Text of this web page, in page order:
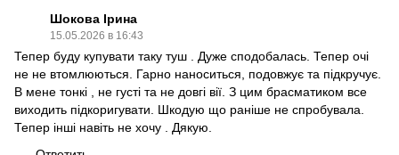
Шокова Ірина
15.05.2026 в 16:43
Тепер буду купувати таку туш . Дуже сподобалась. Тепер очі
не не втомлюються. Гарно наноситься, подовжує та підкручує.
В мене тонкі , не густі та не довгі вії. З цим брасматиком все
виходить підкоригувати. Шкодую що раніше не спробувала.
Тепер інші навіть не хочу . Дякую.